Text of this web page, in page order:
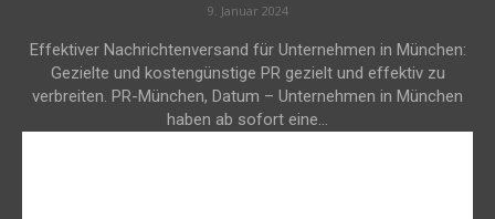
9. Januar 2024
Effektiver Nachrichtenversand für Unternehmen in München:
Gezielte und kostengünstige PR gezielt und effektiv zu
verbreiten. PR-München, Datum – Unternehmen in München
haben ab sofort eine...